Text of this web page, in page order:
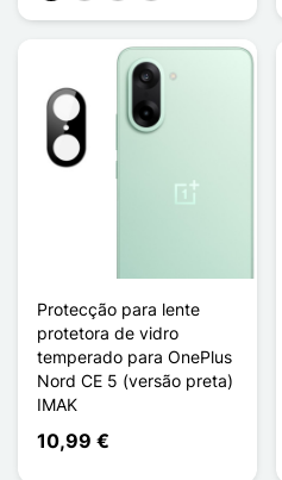
Protecção para lente
protetora de vidro
temperado para OnePlus
Nord CE 5 (versão preta)
IMAK
10,99 €